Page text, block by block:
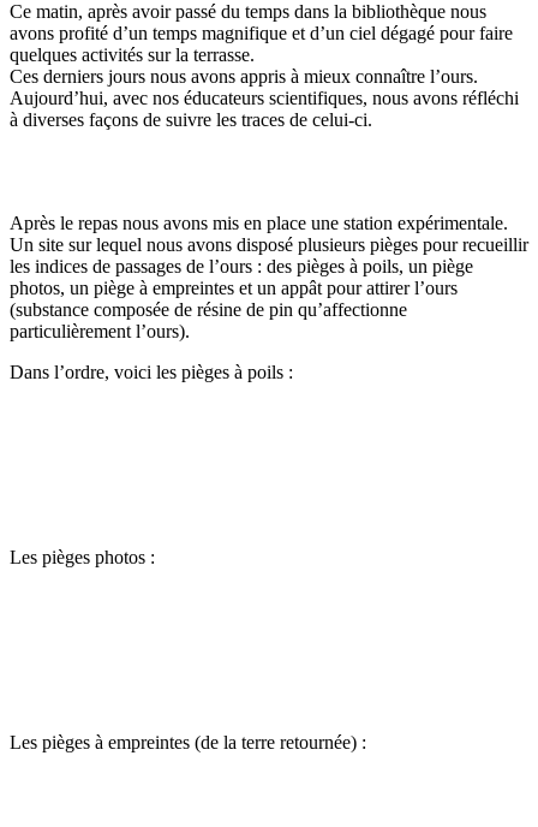
Ce matin, après avoir passé du temps dans la bibliothèque nous
avons profité d’un temps magnifique et d’un ciel dégagé pour faire
quelques activités sur la terrasse.
Ces derniers jours nous avons appris à mieux connaître l’ours.
Aujourd’hui, avec nos éducateurs scientifiques, nous avons réfléchi
à diverses façons de suivre les traces de celui-ci.
Après le repas nous avons mis en place une station expérimentale.
Un site sur lequel nous avons disposé plusieurs pièges pour recueillir
les indices de passages de l’ours : des pièges à poils, un piège
photos, un piège à empreintes et un appât pour attirer l’ours
(substance composée de résine de pin qu’affectionne
particulièrement l’ours).
Dans l’ordre, voici les pièges à poils :
Les pièges photos :
Les pièges à empreintes (de la terre retournée) :